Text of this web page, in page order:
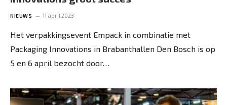
NIEUWS 11 april 2023
Het verpakkingsevent Empack in combinatie met
Packaging Innovations in Brabanthallen Den Bosch is op
5 en 6 april bezocht door…